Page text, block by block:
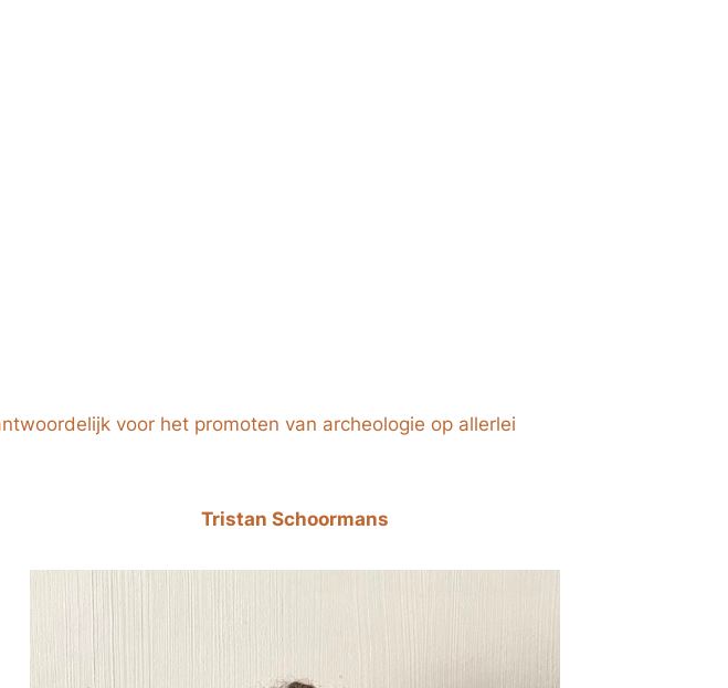
voor het promoten van archeologie op allerlei
Tristan Schoormans